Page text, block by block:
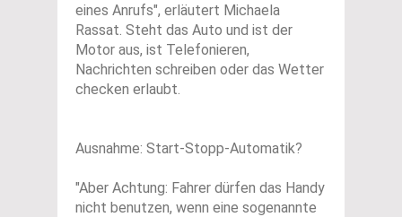
eines Anrufs", erläutert Michaela
Rassat. Steht das Auto und ist der
Motor aus, ist Telefonieren,
Nachrichten schreiben oder das Wetter
checken erlaubt.
Ausnahme: Start-Stopp-Automatik?
"Aber Achtung: Fahrer dürfen das Handy
nicht benutzen, wenn eine sogenannte